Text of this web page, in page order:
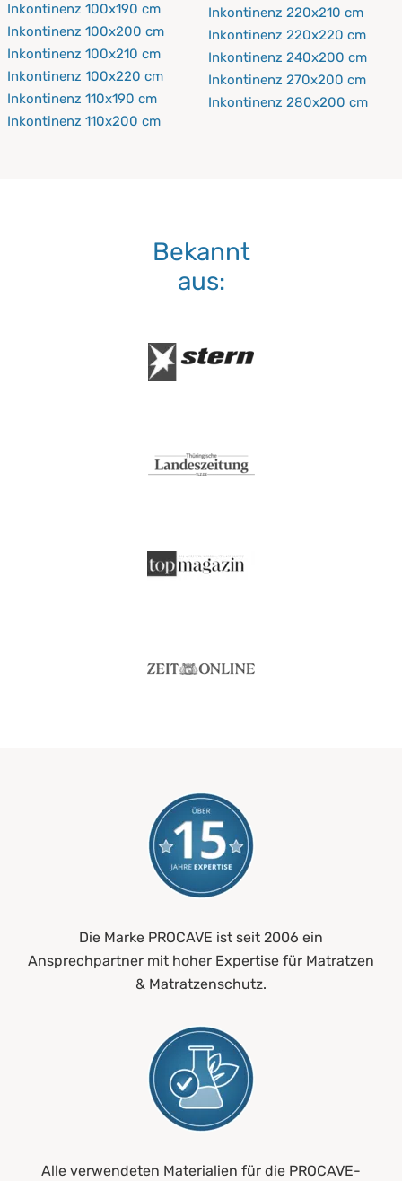
Inkontinenz 100x190 cm
Inkontinenz 100x200 cm
Inkontinenz 100x210 cm
Inkontinenz 100x220 cm
Inkontinenz 110x190 cm
Inkontinenz 110x200 cm
Inkontinenz 220x210 cm
Inkontinenz 220x220 cm
Inkontinenz 240x200 cm
Inkontinenz 270x200 cm
Inkontinenz 280x200 cm
Bekannt
aus:
Die Marke PROCAVE ist seit 2006 ein
Ansprechpartner mit hoher Expertise für Matratzen
& Matratzenschutz.
Alle verwendeten Materialien für die PROCAVE-